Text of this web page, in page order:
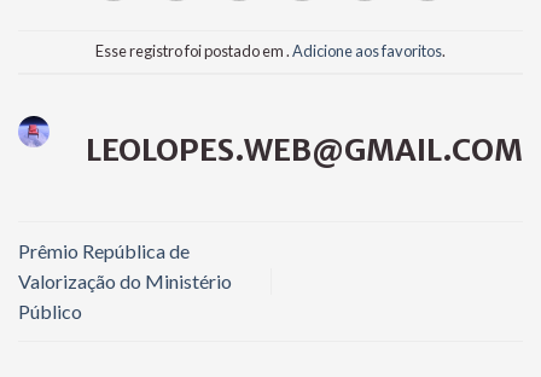
Esse registro foi postado em .Adicione aos favoritos.
LEOLOPES.WEB@GMAIL.COM
Prêmio República de
Valorização do Ministério
Público